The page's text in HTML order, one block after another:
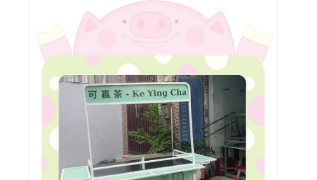
Xuong Xan Xuat Xe Ban Hang Tphcm